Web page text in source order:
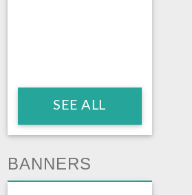
SEE ALL
BANNERS